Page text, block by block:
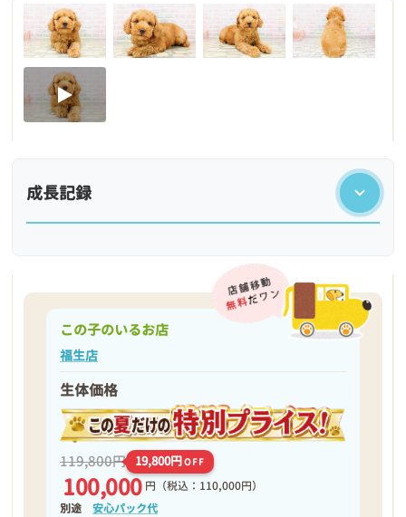
成長記録
この子のいるお店
福生店
生体価格
119,800円 19,800円OFF
100,000 円 （税込：110,000円）
別途安心パック代